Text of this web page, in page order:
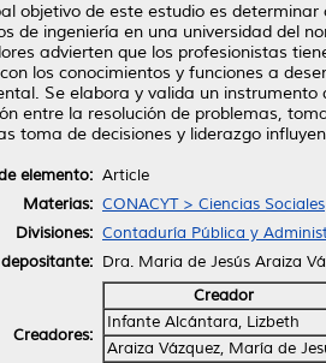
objetivo de este estudio es
de ingeniería en una universidad del
advierten que los profesionistas
los conocimientos y funciones a
Se elabora y valida un
entre la resolución de problemas,
toma de decisiones y liderazgo
elemento: Article
Materias: CONACYT > Ciencias Sociales
Divisiones: Contaduría Pública y
Dra. Maria de Jesús Araiza
Creadores:
Creador
Infante Alcántara, Lizbeth
Araiza Vázquez, María de